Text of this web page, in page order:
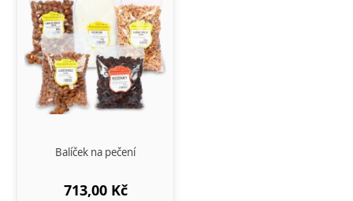
Balíček na pečení
713,00 Kč